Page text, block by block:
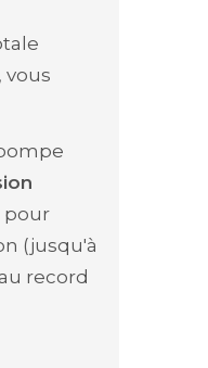
vous
pour
(jusqu'à
record